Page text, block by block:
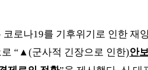
코로나19를 기후위기로 인한 재
“ ▲(군사적 긴장으로 인한)안